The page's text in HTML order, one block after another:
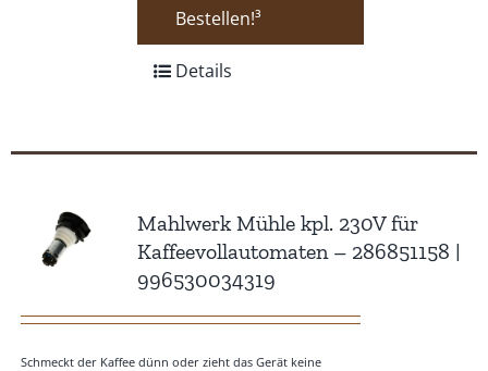
Bestellen!³
Details
Mahlwerk Mühle kpl. 230V für
Kaffeevollautomaten – 286851158 |
996530034319
Schmeckt der Kaffee dünn oder zieht das Gerät keine